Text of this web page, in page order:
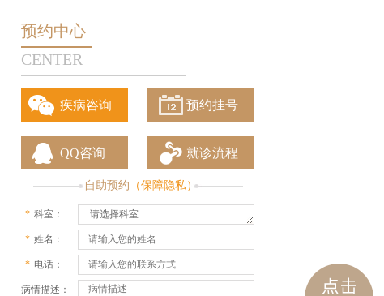
预约中心
CENTER
疾病咨询 预约挂号
QQ咨询 就诊流程
自助预约 （保障隐私）
请选择科室
* 科室：
* 姓名：
* 电话：
病情描述：